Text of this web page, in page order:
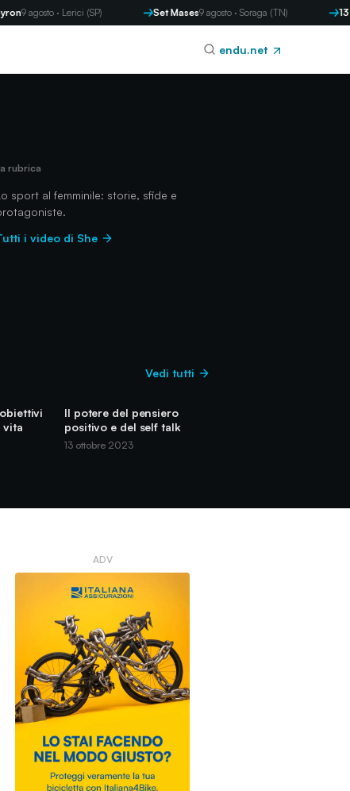
· Lerici (SP) Set Mases9 agosto · Soraga (TN) 13
endu.net
rubrica
sport al femminile: storie, sfide e
i video di She
Vedi tutti
vita
Il potere del pensiero
positivo e del self talk
13 ottobre 2023
ADV